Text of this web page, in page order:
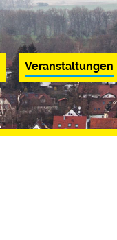
Veranstaltungen
Veranstaltungen